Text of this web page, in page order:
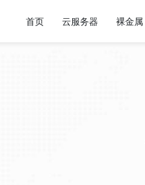
首页 云服务器 裸金属